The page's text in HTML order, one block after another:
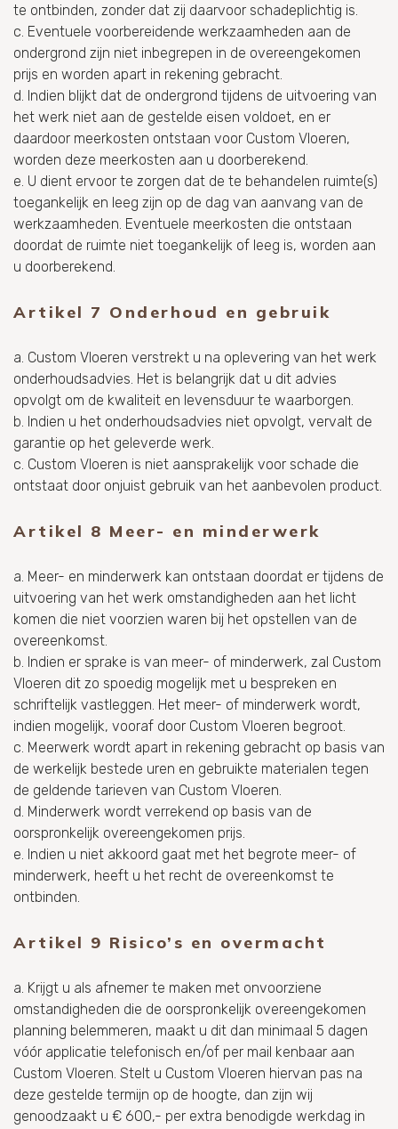
te ontbinden, zonder dat zij daarvoor schadeplichtig is.
c. Eventuele voorbereidende werkzaamheden aan de
ondergrond zijn niet inbegrepen in de overeengekomen
prijs en worden apart in rekening gebracht.
d. Indien blijkt dat de ondergrond tijdens de uitvoering van
het werk niet aan de gestelde eisen voldoet, en er
daardoor meerkosten ontstaan voor Custom Vloeren,
worden deze meerkosten aan u doorberekend.
e. U dient ervoor te zorgen dat de te behandelen ruimte(s)
toegankelijk en leeg zijn op de dag van aanvang van de
werkzaamheden. Eventuele meerkosten die ontstaan
doordat de ruimte niet toegankelijk of leeg is, worden aan
u doorberekend.
Artikel 7 Onderhoud en gebruik
a. Custom Vloeren verstrekt u na oplevering van het werk
onderhoudsadvies. Het is belangrijk dat u dit advies
opvolgt om de kwaliteit en levensduur te waarborgen.
b. Indien u het onderhoudsadvies niet opvolgt, vervalt de
garantie op het geleverde werk.
c. Custom Vloeren is niet aansprakelijk voor schade die
ontstaat door onjuist gebruik van het aanbevolen product.
Artikel 8 Meer- en minderwerk
a. Meer- en minderwerk kan ontstaan doordat er tijdens de
uitvoering van het werk omstandigheden aan het licht
komen die niet voorzien waren bij het opstellen van de
overeenkomst.
b. Indien er sprake is van meer- of minderwerk, zal Custom
Vloeren dit zo spoedig mogelijk met u bespreken en
schriftelijk vastleggen. Het meer- of minderwerk wordt,
indien mogelijk, vooraf door Custom Vloeren begroot.
c. Meerwerk wordt apart in rekening gebracht op basis van
de werkelijk bestede uren en gebruikte materialen tegen
de geldende tarieven van Custom Vloeren.
d. Minderwerk wordt verrekend op basis van de
oorspronkelijk overeengekomen prijs.
e. Indien u niet akkoord gaat met het begrote meer- of
minderwerk, heeft u het recht de overeenkomst te
ontbinden.
Artikel 9 Risico’s en overmacht
a. Krijgt u als afnemer te maken met onvoorziene
omstandigheden die de oorspronkelijk overeengekomen
planning belemmeren, maakt u dit dan minimaal 5 dagen
vóór applicatie telefonisch en/of per mail kenbaar aan
Custom Vloeren. Stelt u Custom Vloeren hiervan pas na
deze gestelde termijn op de hoogte, dan zijn wij
genoodzaakt u € 600,- per extra benodigde werkdag in